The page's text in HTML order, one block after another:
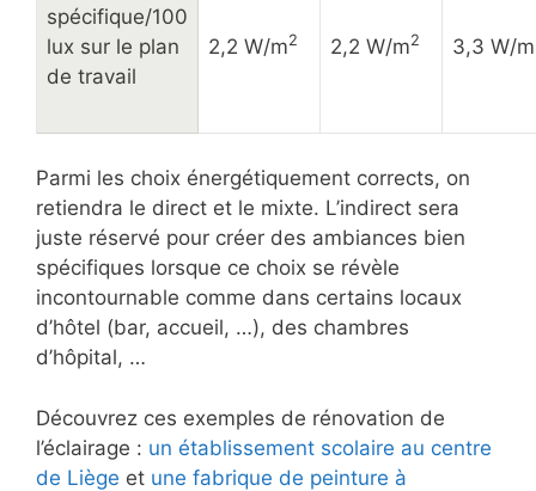
spécifique/100
lux sur le plan
de travail
2,2 W/m2 2,2 W/m2 3,3 W/m
Parmi les choix énergétiquement corrects, on
retiendra le direct et le mixte. L’indirect sera
juste réservé pour créer des ambiances bien
spécifiques lorsque ce choix se révèle
incontournable comme dans certains locaux
d’hôtel (bar, accueil, …), des chambres
d’hôpital, …
Découvrez ces exemples de rénovation de
l’éclairage : un établissement scolaire au centre
de Liège et une fabrique de peinture à